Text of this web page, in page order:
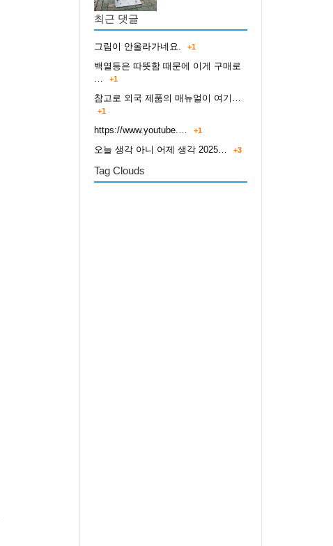
최근 댓글
그림이 안올라가네요. +1
백열등은 따뜻함 때문에 이게 구매로
…
+1
참고로 외국 제품의 매뉴얼이 여기…
+1
https://www.youtube.… +1
오늘 생각 아니 어제 생각 2025… +3
Tag Clouds